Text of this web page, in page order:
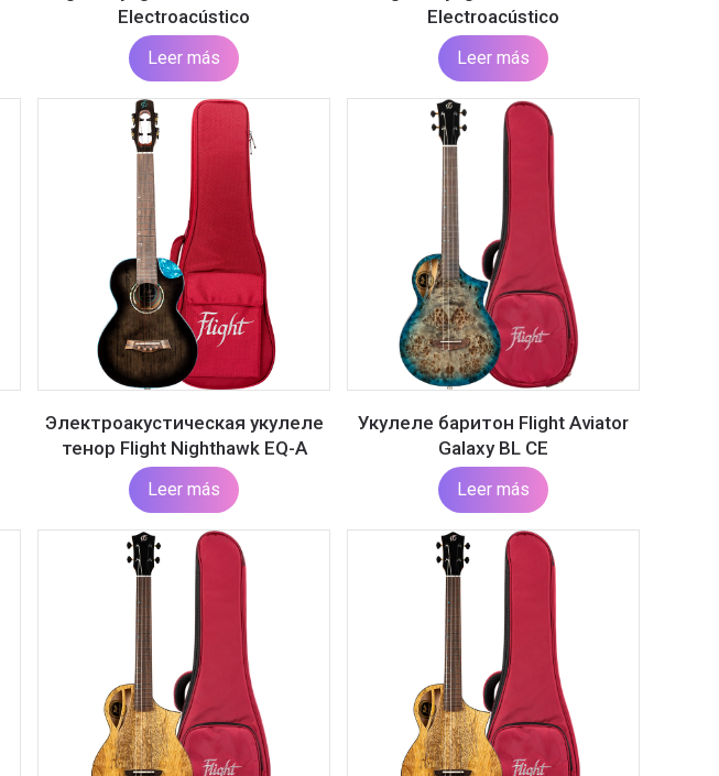
Electroacústico
Leer más
Electroacústico
Leer más
Электроакустическая укулеле
тенор Flight Nighthawk EQ-A
Leer más
Укулеле баритон Flight Aviator
Galaxy BL CE
Leer más